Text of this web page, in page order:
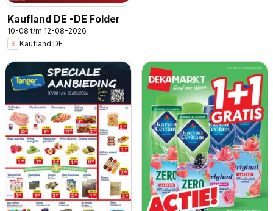
Kaufland DE -DE Folder
10-08 t/m 12-08-2026
Kaufland DE